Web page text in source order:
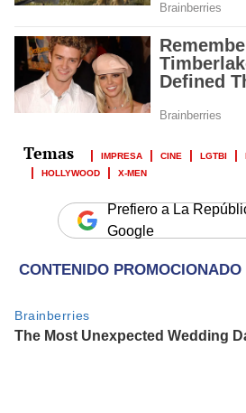
IMPRESA CINE LGTBI
HOLLYWOOD
X-MEN
Prefiero a La
Google